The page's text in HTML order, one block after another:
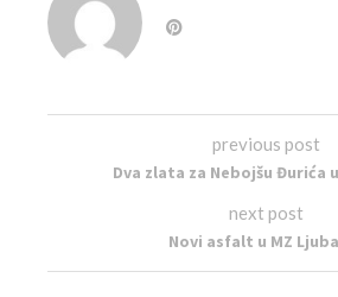
previous post
Dva zlata za Nebojšu Đurića
next post
Novi asfalt u MZ